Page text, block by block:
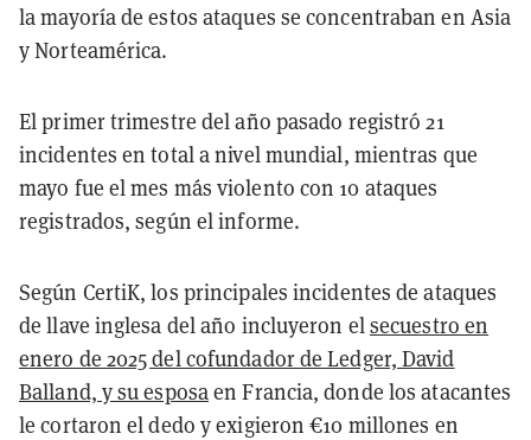
la mayoría de estos ataques se concentraban en Asia
y Norteamérica.
El primer trimestre del año pasado registró 21
incidentes en total a nivel mundial, mientras que
mayo fue el mes más violento con 10 ataques
registrados, según el informe.
Según CertiK, los principales incidentes de ataques
de llave inglesa del año incluyeron elsecuestro en
enero de 2025 del cofundador de Ledger, David
Balland, y su esposaen Francia, donde los atacantes
le cortaron el dedo y exigieron €10 millones en